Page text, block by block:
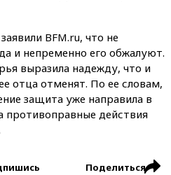
BFM.ru, что не
и непременно его обжалуют.
выразила надежду, что и
отца отменят. По ее словам,
защита уже направила в
противоправные действия
Поделиться